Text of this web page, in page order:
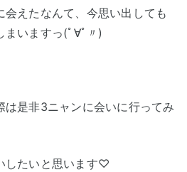
えたなんて、今思い出しても
まいますっ(ﾟ∀ﾟ〃)
は是非3ニャンに会いに行ってみ
したいと思います♡